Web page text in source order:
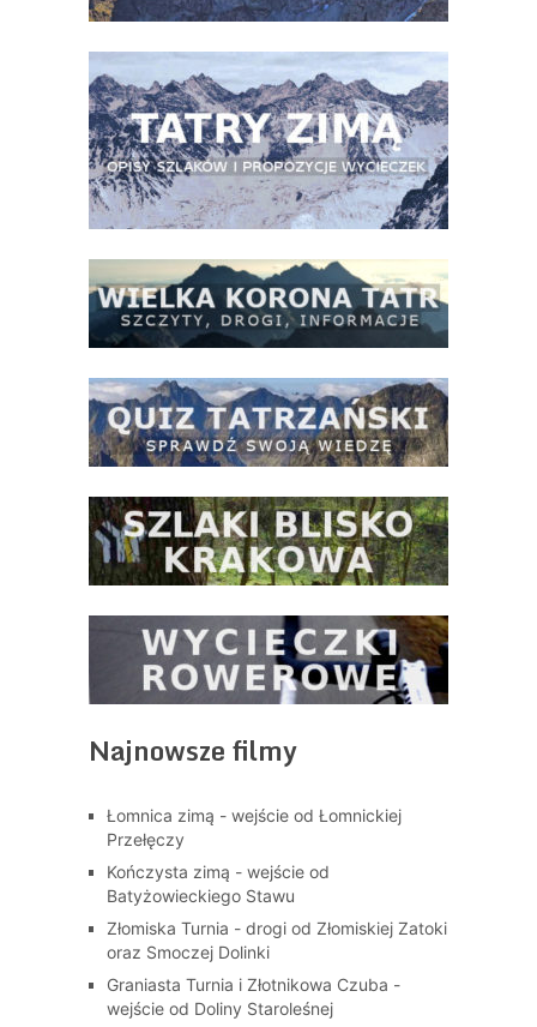
Najnowsze filmy
Łomnica zimą - wejście od Łomnickiej
Przełęczy
Kończysta zimą - wejście od
Batyżowieckiego Stawu
Złomiska Turnia - drogi od Złomiskiej Zatoki
oraz Smoczej Dolinki
Graniasta Turnia i Złotnikowa Czuba -
wejście od Doliny Staroleśnej